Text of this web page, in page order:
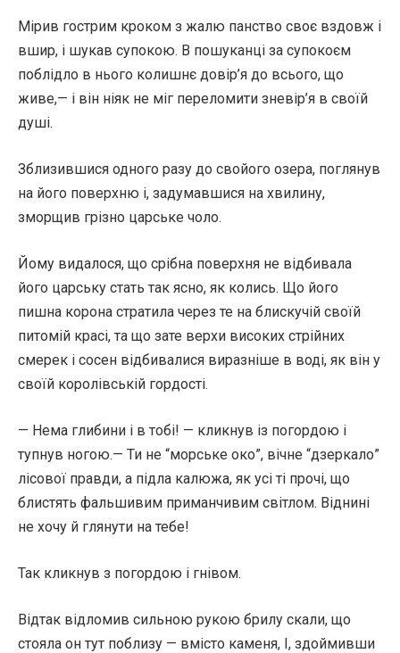
Мірив гострим кроком з жалю панство своє вздовж і
вшир, і шукав супокою. В пошуканці за супокоєм
поблідло в нього колишнє довір’я до всього, що
живе,— і він ніяк не міг переломити зневір’я в своїй
душі.
Зблизившися одного разу до свойого озера, поглянув
на його поверхню і, задумавшися на хвилину,
зморщив грізно царське чоло.
Йому видалося, що срібна поверхня не відбивала
його царську стать так ясно, як колись. Що його
пишна корона стратила через те на блискучій своїй
питомій красі, та що зате верхи високих стрійних
смерек і сосен відбивалися виразніше в воді, як він у
своїй королівській гордості.
— Нема глибини і в тобі! — кликнув із погордою і
тупнув ногою.— Ти не “морське око”, вічне “дзеркало”
лісової правди, а підла калюжа, як усі ті прочі, що
блистять фальшивим приманчивим світлом. Віднині
не хочу й глянути на тебе!
Так кликнув з погордою і гнівом.
Відтак відломив сильною рукою брилу скали, що
стояла он тут поблизу — вмісто каменя, І, здоймивши